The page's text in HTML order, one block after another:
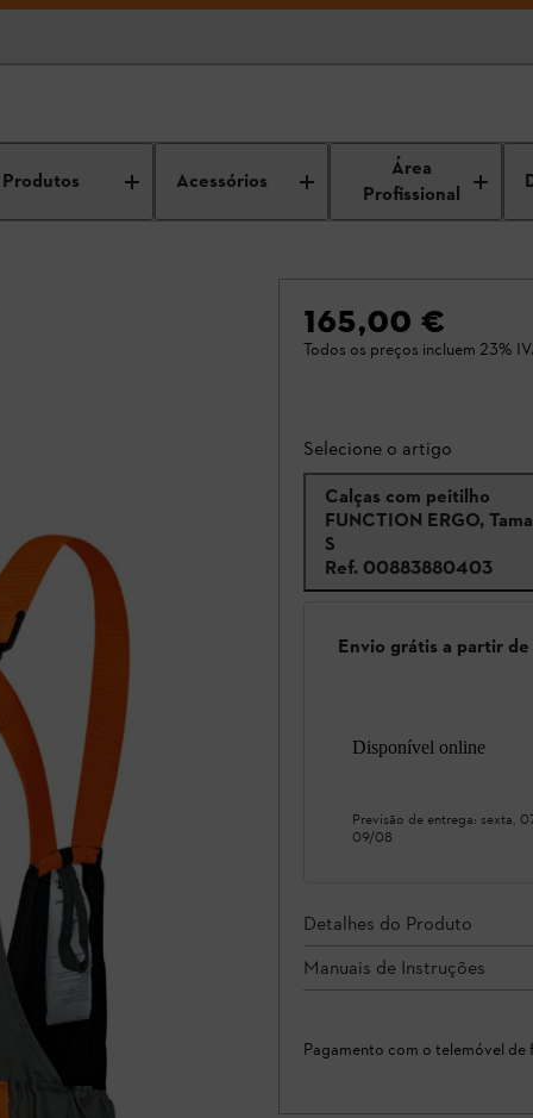
Produtos Acessórios
Área
Profissional
165,00 €
Todos os preços incluem 23%
Selecione o artigo
Calças com peitilho
FUNCTION ERGO,
S
Ref. 00883880403
Envio grátis a partir
Disponível online
Previsão de entrega: sexta,
09/08
Detalhes do Produto
Manuais de Instruções
Pagamento com o telemóvel de